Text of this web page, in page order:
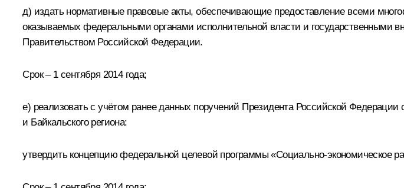
д) издать нормативные правовые акты, обеспечивающие предоставление всеми
оказываемых федеральными органами исполнительной власти и
Правительством Российской Федерации.
Срок – 1 сентября 2014 года;
е) реализовать с учётом ранее данных поручений Президента Российской
и Байкальского региона:
утвердить концепцию федеральной целевой программы «Социально-экономическое